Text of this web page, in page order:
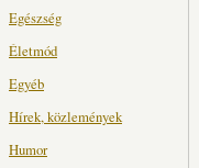
Egészség
Életmód
Egyéb
Hírek, közlemények
Humor